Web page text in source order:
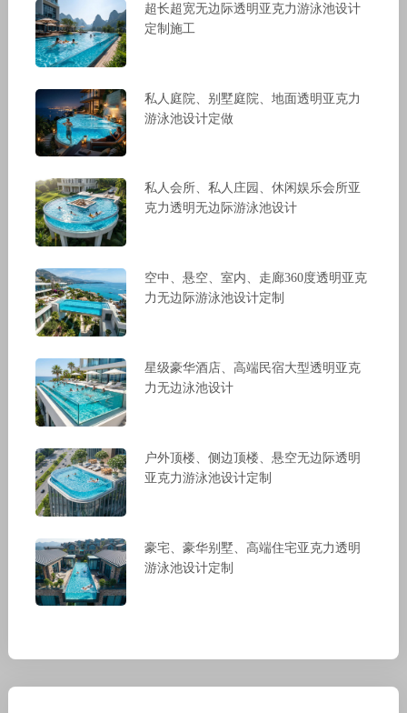
超长超宽无边际透明亚克力游泳池设计
定制施工
私人庭院、别墅庭院、地面透明亚克力
游泳池设计定做
私人会所、私人庄园、休闲娱乐会所亚
克力透明无边际游泳池设计
空中、悬空、室内、走廊360度透明亚克
力无边际游泳池设计定制
星级豪华酒店、高端民宿大型透明亚克
力无边泳池设计
户外顶楼、侧边顶楼、悬空无边际透明
亚克力游泳池设计定制
豪宅、豪华别墅、高端住宅亚克力透明
游泳池设计定制